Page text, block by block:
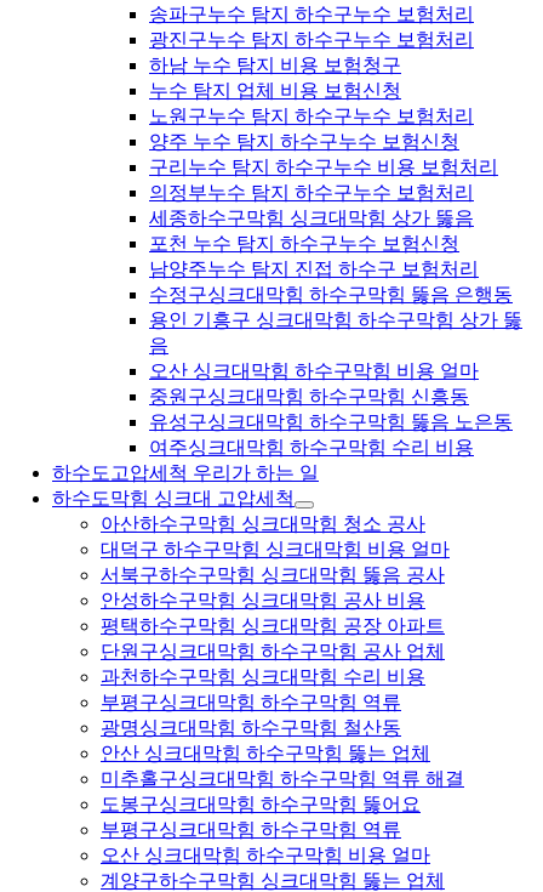
송파구누수 탐지 하수구누수 보험처리
광진구누수 탐지 하수구누수 보험처리
하남 누수 탐지 비용 보험청구
누수 탐지 업체 비용 보험신청
노원구누수 탐지 하수구누수 보험처리
양주 누수 탐지 하수구누수 보험신청
구리누수 탐지 하수구누수 비용 보험처리
의정부누수 탐지 하수구누수 보험처리
세종하수구막힘 싱크대막힘 상가 뚫음
포천 누수 탐지 하수구누수 보험신청
남양주누수 탐지 진접 하수구 보험처리
수정구싱크대막힘 하수구막힘 뚫음 은행동
용인 기흥구 싱크대막힘 하수구막힘 상가 뚫
음
오산 싱크대막힘 하수구막힘 비용 얼마
중원구싱크대막힘 하수구막힘 신흥동
유성구싱크대막힘 하수구막힘 뚫음 노은동
여주싱크대막힘 하수구막힘 수리 비용
하수도고압세척 우리가 하는 일
하수도막힘 싱크대 고압세척
아산하수구막힘 싱크대막힘 청소 공사
대덕구 하수구막힘 싱크대막힘 비용 얼마
서북구하수구막힘 싱크대막힘 뚫음 공사
안성하수구막힘 싱크대막힘 공사 비용
평택하수구막힘 싱크대막힘 공장 아파트
단원구싱크대막힘 하수구막힘 공사 업체
과천하수구막힘 싱크대막힘 수리 비용
부평구싱크대막힘 하수구막힘 역류
광명싱크대막힘 하수구막힘 철산동
안산 싱크대막힘 하수구막힘 뚫는 업체
미추홀구싱크대막힘 하수구막힘 역류 해결
도봉구싱크대막힘 하수구막힘 뚫어요
부평구싱크대막힘 하수구막힘 역류
오산 싱크대막힘 하수구막힘 비용 얼마
계양구하수구막힘 싱크대막힘 뚫는 업체